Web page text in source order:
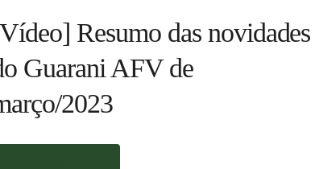
Resumo das novidades
Guarani AFV de
2023